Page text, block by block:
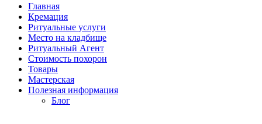
Главная
Кремация
Ритуальные услуги
Место на кладбище
Ритуальный Агент
Стоимость похорон
Товары
Мастерская
Полезная информация
Блог